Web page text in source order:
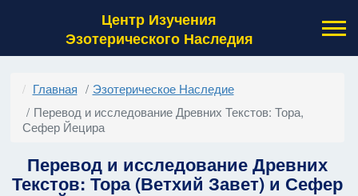
Центр Изучения
Эзотерического Наследия
Главная
Эзотерическое Наследие
Перевод и исследование Древних Текстов: Тора,
Сефер Йецира
Перевод и исследование Древних
Текстов: Тора (Ветхий Завет)и Сефер